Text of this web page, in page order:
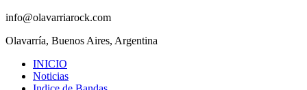
info@olavarriarock.com
Olavarría, Buenos Aires, Argentina
INICIO
Noticias